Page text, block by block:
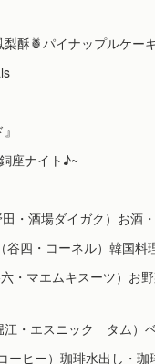
酥🍍パイナップルケー
座ナイト♪~
・酒場ダイガク）お酒
谷四・コーネル）韓国料
・マエムキスーツ）お
江・エスニック タム）
ーヒー）珈琲水出し・珈